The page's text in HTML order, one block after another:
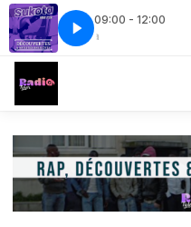
09:00 - 12:00
SukotaMOCTAR-moctaryolo